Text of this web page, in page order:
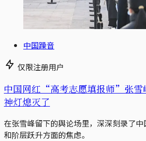
中国躁音
仅限注册用户
中国网红“高考志愿填报师”张雪
神灯熄灭了
在张雪峰留下的舆论场里，深深刻录了
和阶层跃升方面的焦虑。